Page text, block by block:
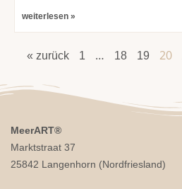
weiterlesen »
« zurück 1 … 18 19 20
MeerART®
Marktstraat 37
25842 Langenhorn (Nordfriesland)